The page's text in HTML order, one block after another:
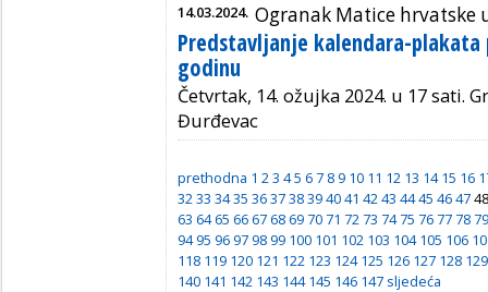
14.03.2024. Ogranak Matice hrvatske
Predstavljanje kalendara-plakata
godinu
Četvrtak, 14. ožujka 2024. u 17 sati.
Đurđevac
prethodna 1 23 45 6 7 8 9 10 11 12 13 14 15 16
3233 3435 363738394041 4243 4445 4647
63 64 65 66 67 68 69 70 71 72 73 74 75 76 77 78 79
94 95 96 97 98 99 100 101 102 103 104 105 106
118 119 120 121 122 123 124 125 126 127 128 129
140 141 142 143 144 145 146 147 sljedeća